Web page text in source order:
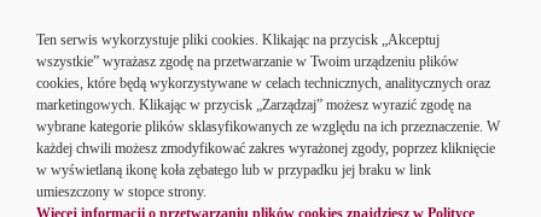
Ustawienia cookies
© 2026 Alior Bank SA | Korzystając z serwisu Alior Banku,